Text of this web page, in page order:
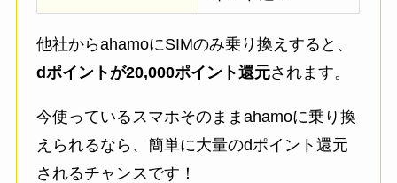
他社からahamoにSIMのみ乗り換えすると、
dポイントが20,000ポイント還元されます。
今使っているスマホそのままahamoに乗り換
えられるなら、簡単に大量のdポイント還元
されるチャンスです！